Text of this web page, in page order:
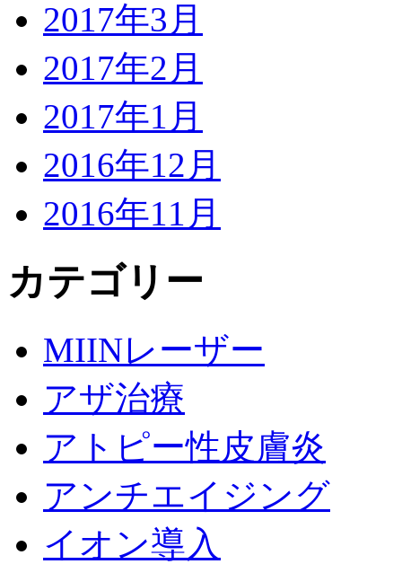
2017年3月
2017年2月
2017年1月
2016年12月
2016年11月
カテゴリー
MIINレーザー
アザ治療
アトピー性皮膚炎
アンチエイジング
イオン導入